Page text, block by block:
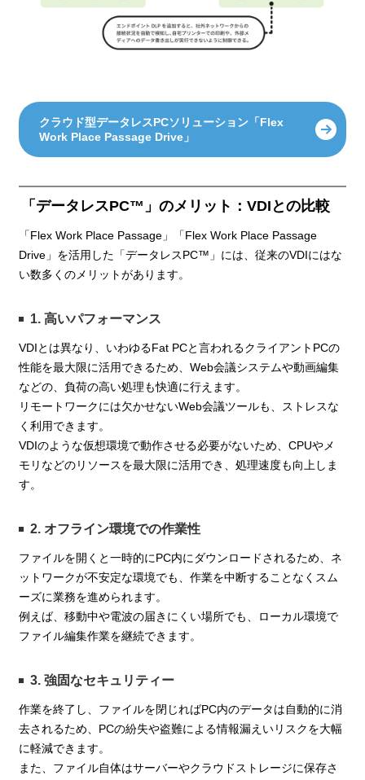
クラウド型データレスPCソリューション「Flex
Work Place Passage Drive」
「データレスPC™」のメリット：VDIとの比較
「Flex Work Place Passage」「Flex Work Place Passage
Drive」を活用した「データレスPC™」には、従来のVDIにはな
い数多くのメリットがあります。
1. 高いパフォーマンス
VDIとは異なり、いわゆるFat PCと言われるクライアントPCの
性能を最大限に活用できるため、Web会議システムや動画編集
などの、負荷の高い処理も快適に行えます。
リモートワークには欠かせないWeb会議ツールも、ストレスな
く利用できます。
VDIのような仮想環境で動作させる必要がないため、CPUやメ
モリなどのリソースを最大限に活用でき、処理速度も向上しま
す。
2. オフライン環境での作業性
ファイルを開くと一時的にPC内にダウンロードされるため、ネ
ットワークが不安定な環境でも、作業を中断することなくスム
ーズに業務を進められます。
例えば、移動中や電波の届きにくい場所でも、ローカル環境で
ファイル編集作業を継続できます。
3. 強固なセキュリティー
作業を終了し、ファイルを閉じればPC内のデータは自動的に消
去されるため、PCの紛失や盗難による情報漏えいリスクを大幅
に軽減できます。
また、ファイル自体はサーバーやクラウドストレージに保存さ